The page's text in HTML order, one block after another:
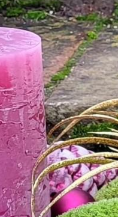
Julia und Jakob